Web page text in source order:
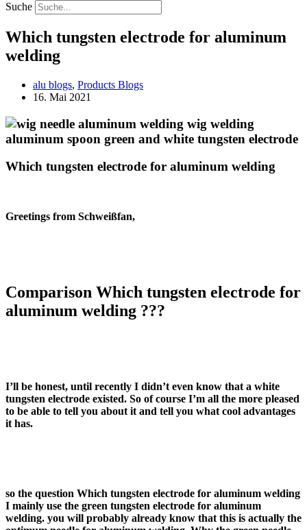
Suche
Which tungsten electrode for aluminum
welding
alu blogs, Products Blogs
16. Mai 2021
Which tungsten electrode for aluminum welding
Greetings from Schweißfan,
Comparison Which tungsten electrode for
aluminum welding ???
I’ll be honest, until recently I didn’t even know that a white
tungsten electrode existed. So of course I’m all the more pleased
to be able to tell you about it and tell you what cool advantages
it has.
so the question Which tungsten electrode for aluminum welding
I mainly use the green tungsten electrode for aluminum
welding. you will probably already know that this is actually the